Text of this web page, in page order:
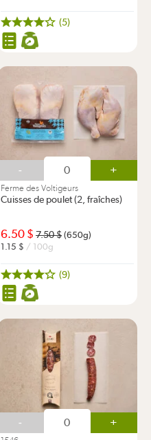
(5)
- +
Ferme des Voltigeurs
Cuisses de poulet (2, fraîches)
6.50 7.50
(650g)
1.15
/ 100g
(9)
- +